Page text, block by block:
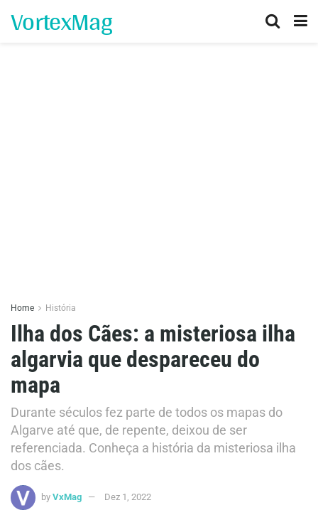
VortexMag
Home História
Ilha dos Cães: a misteriosa ilha
algarvia que despareceu do
mapa
Durante séculos fez parte de todos os mapas do
Algarve até que, de repente, deixou de ser
referenciada. Conheça a história da misteriosa ilha
dos cães.
by VxMag Dez 1, 2022